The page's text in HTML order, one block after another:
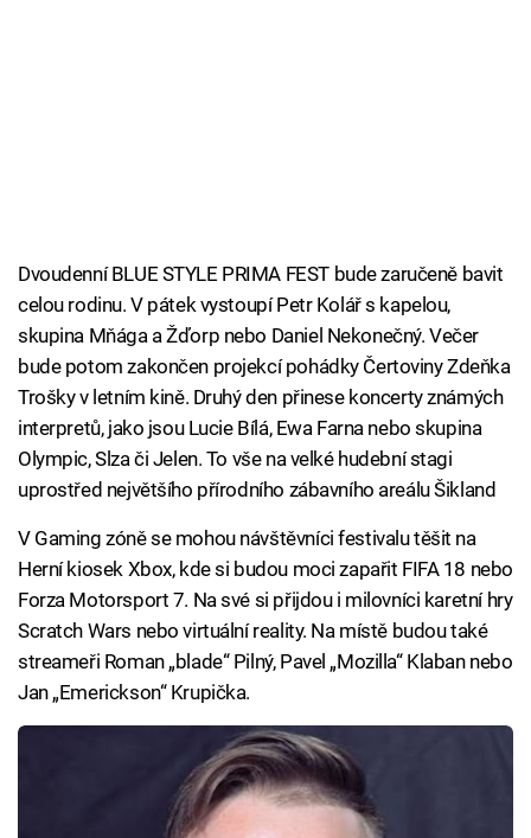
Dvoudenní BLUE STYLE PRIMA FEST bude zaručeně bavit
celou rodinu. V pátek vystoupí Petr Kolář s kapelou,
skupina Mňága a Žďorp nebo Daniel Nekonečný. Večer
bude potom zakončen projekcí pohádky Čertoviny Zdeňka
Trošky v letním kině. Druhý den přinese koncerty známých
interpretů, jako jsou Lucie Bílá, Ewa Farna nebo skupina
Olympic, Slza či Jelen. To vše na velké hudební stagi
uprostřed největšího přírodního zábavního areálu Šikland
V Gaming zóně se mohou návštěvníci festivalu těšit na
Herní kiosek Xbox, kde si budou moci zapařit FIFA 18 nebo
Forza Motorsport 7. Na své si přijdou i milovníci karetní hry
Scratch Wars nebo virtuální reality. Na místě budou také
streameři Roman „blade“ Pilný, Pavel „Mozilla“ Klaban nebo
Jan „Emerickson“ Krupička.